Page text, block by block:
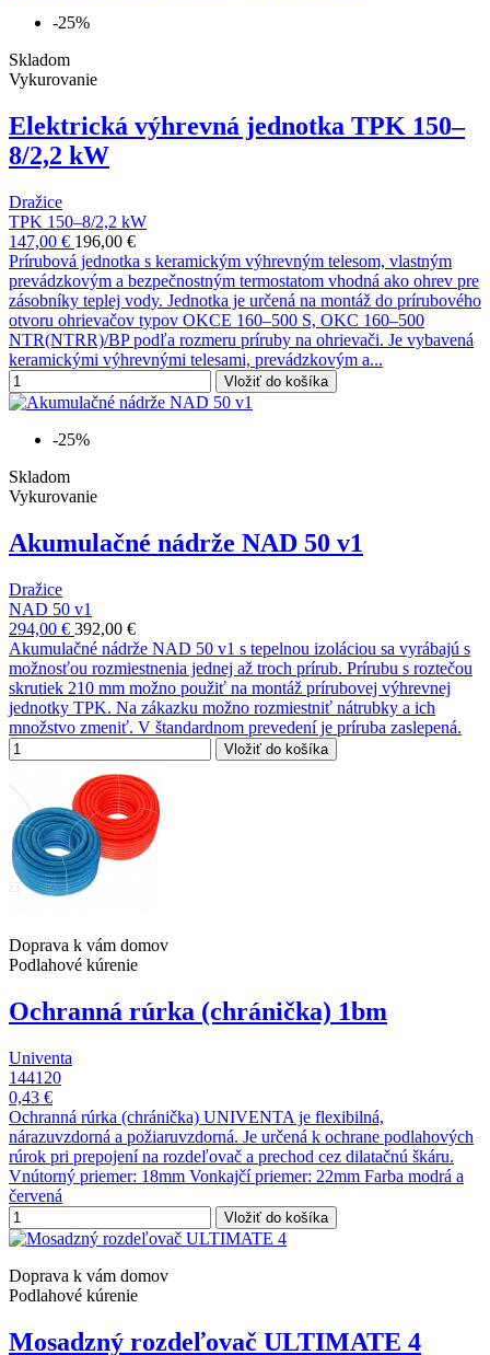
-25%
Skladom
Vykurovanie
Elektrická výhrevná jednotka TPK 150–
8/2,2 kW
Dražice
TPK 150–8/2,2 kW
147,00 € 196,00 €
Prírubová jednotka s keramickým výhrevným telesom, vlastným
prevádzkovým a bezpečnostným termostatom vhodná ako ohrev pre
zásobníky teplej vody. Jednotka je určená na montáž do prírubového
otvoru ohrievačov typov OKCE 160–500 S, OKC 160–500
NTR(NTRR)/BP podľa rozmeru príruby na ohrievači. Je vybavená
keramickými výhrevnými telesami, prevádzkovým a...
Vložiť do košíka
-25%
Skladom
Vykurovanie
Akumulačné nádrže NAD 50 v1
Dražice
NAD 50 v1
294,00 € 392,00 €
Akumulačné nádrže NAD 50 v1 s tepelnou izoláciou sa vyrábajú s
možnosťou rozmiestnenia jednej až troch prírub. Prírubu s roztečou
skrutiek 210 mm možno použiť na montáž prírubovej výhrevnej
jednotky TPK. Na zákazku možno rozmiestniť nátrubky a ich
množstvo zmeniť. V štandardnom prevedení je príruba zaslepená.
Vložiť do košíka
Doprava k vám domov
Podlahové kúrenie
Ochranná rúrka (chránička) 1bm
Univenta
144120
0,43 €
Ochranná rúrka (chránička) UNIVENTA je flexibilná,
nárazuvzdorná a požiaruvzdorná. Je určená k ochrane podlahových
rúrok pri prepojení na rozdeľovač a prechod cez dilatačnú škáru.
Vnútorný priemer: 18mm Vonkajčí priemer: 22mm Farba modrá a
červená
Vložiť do košíka
Doprava k vám domov
Podlahové kúrenie
Mosadzný rozdeľovač ULTIMATE 4